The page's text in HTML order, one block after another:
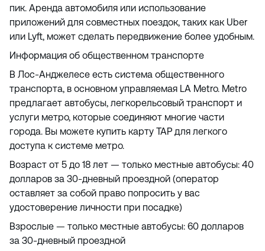
пик. Аренда автомобиля или использование
приложений для совместных поездок, таких как Uber
или Lyft, может сделать передвижение более удобным.
Информация об общественном транспорте
В Лос-Анджелесе есть система общественного
транспорта, в основном управляемая LA Metro. Metro
предлагает автобусы, легкорельсовый транспорт и
услуги метро, ​​которые соединяют многие части
города. Вы можете купить карту TAP для легкого
доступа к системе метро.
Возраст от 5 до 18 лет — только местные автобусы: 40
долларов за 30-дневный проездной (оператор
оставляет за собой право попросить у вас
удостоверение личности при посадке)
Взрослые — только местные автобусы: 60 долларов
за 30-дневный проездной